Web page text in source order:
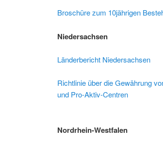
Broschüre zum 10jährigen
Niedersachsen
Länderbericht Niedersachsen
Richtlinie über die Gewährung
und Pro-Aktiv-Centren
Nordrhein-Westfalen